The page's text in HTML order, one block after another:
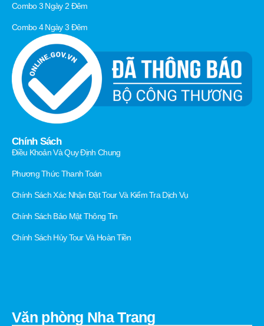
Combo 3 Ngày 2 Đêm
Combo 4 Ngày 3 Đêm
Chính Sách
Điều Khoản Và Quy Định Chung
Phương Thức Thanh Toán
Chính Sách Xác Nhận Đặt Tour Và Kiểm Tra Dịch Vụ
Chính Sách Bảo Mật Thông Tin
Chính Sách Hủy Tour Và Hoàn Tiền
Văn phòng Nha Trang